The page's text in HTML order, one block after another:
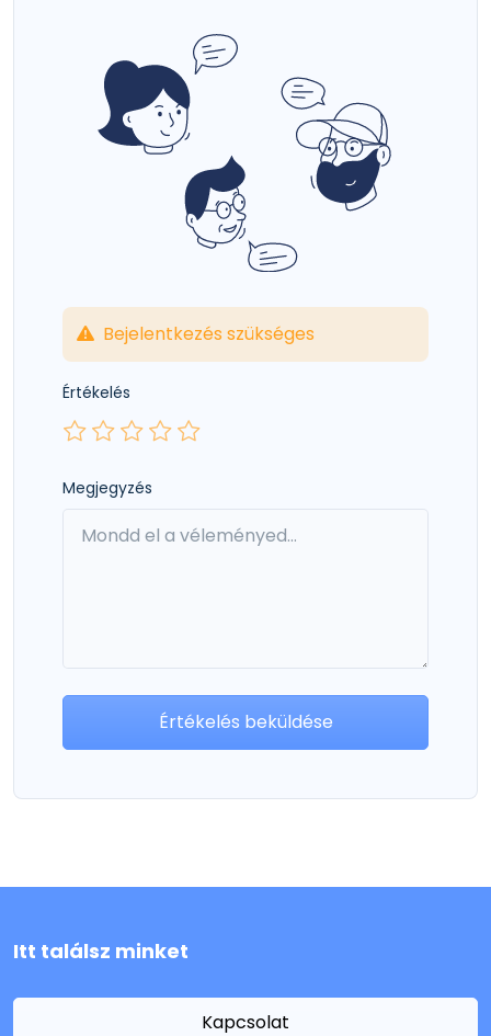
Bejelentkezés szükséges
Értékelés
Megjegyzés
Értékelés beküldése
Itt találsz minket
Kapcsolat